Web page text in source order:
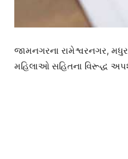
જામનગરના રામેશ્વરનગર,
મહિલાઓ સહિતના વિરૂદ્ધ